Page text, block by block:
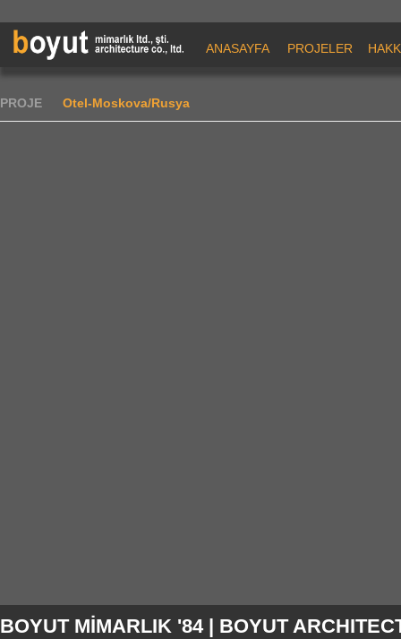
ANASAYFA PROJELER
PROJE Otel-Moskova/Rusya
BOYUT MİMARLIK '84 | BOYUT